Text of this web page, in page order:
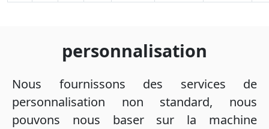
personnalisation
Nous fournissons des services de
personnalisation non standard, nous
pouvons nous baser sur la machine